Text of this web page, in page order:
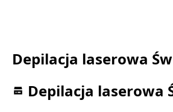
Depilacja laserowa
Depilacja laserowa